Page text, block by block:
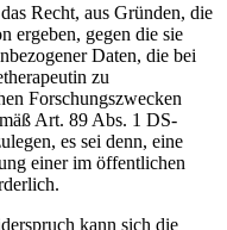
Recht, aus Gründen, die
ergeben, gegen die sie
Daten, die bei
zu
Forschungszwecken
Art. 89 Abs. 1 DS-
es sei denn, eine
einer im öffentlichen
kann sich die